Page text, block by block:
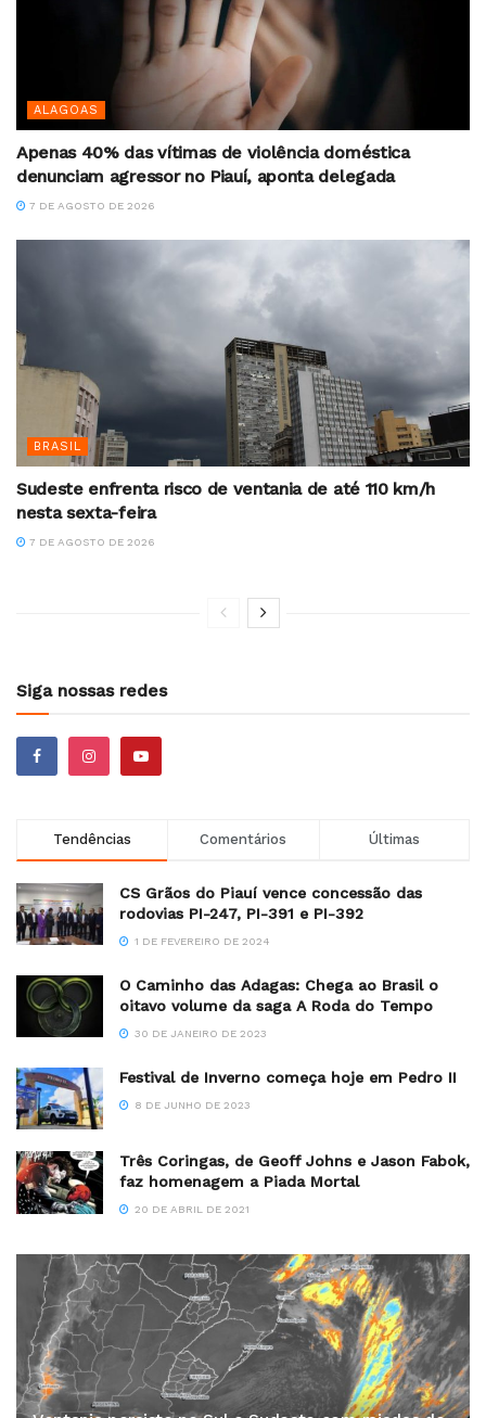
ALAGOAS
Apenas 40% das vítimas de violência doméstica
denunciam agressor no Piauí, aponta delegada
7 DE AGOSTO DE 2026
BRASIL
Sudeste enfrenta risco de ventania de até 110 km/h
nesta sexta-feira
7 DE AGOSTO DE 2026
Siga nossas redes
Tendências Comentários Últimas
CS Grãos do Piauí vence concessão das
rodovias PI-247, PI-391 e PI-392
1 DE FEVEREIRO DE 2024
O Caminho das Adagas: Chega ao Brasil o
oitavo volume da saga A Roda do Tempo
30 DE JANEIRO DE 2023
Festival de Inverno começa hoje em Pedro II
8 DE JUNHO DE 2023
Três Coringas, de Geoff Johns e Jason Fabok,
faz homenagem a Piada Mortal
20 DE ABRIL DE 2021